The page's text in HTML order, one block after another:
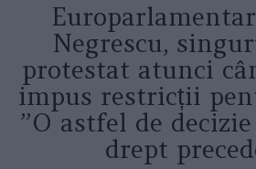
Negrescu,
protestat atunci
impus restricții
”O astfel de
drept